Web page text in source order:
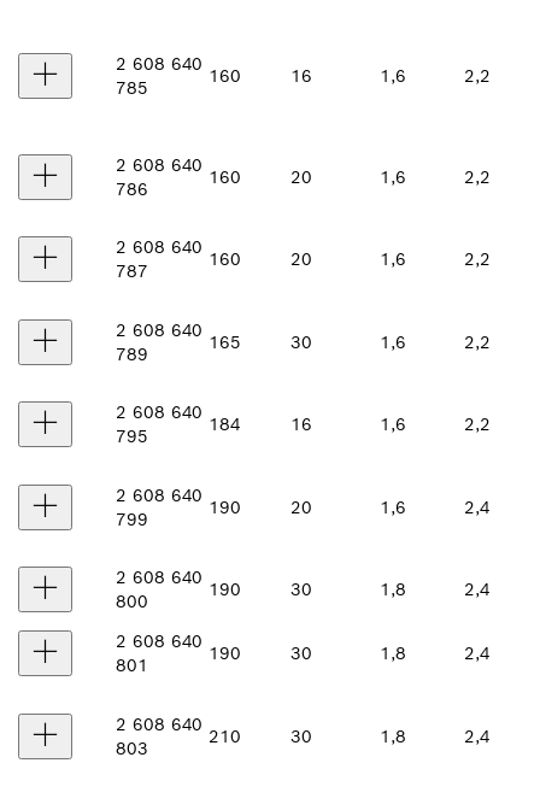
2 608 640
785
160 16 1,6 2,2
2 608 640
786
160 20 1,6 2,2
2 608 640
787
160 20 1,6 2,2
2 608 640
789
165 30 1,6 2,2
2 608 640
795
184 16 1,6 2,2
2 608 640
799
190 20 1,6 2,4
2 608 640
800
190 30 1,8 2,4
2 608 640
801
190 30 1,8 2,4
2 608 640
803
210 30 1,8 2,4